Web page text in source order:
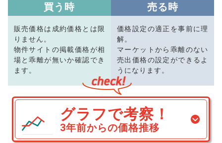
買う時
販売価格は成約価格とは限
りません。
物件サイトの掲載価格が相
場と乖離が無いか確認でき
ます。
売る時
価格設定の適正を事前に理
解。
マーケットから乖離のない
売出価格の設定ができるよ
うになります。
グラフで考察！
3年前からの価格推移